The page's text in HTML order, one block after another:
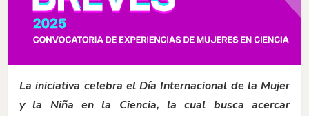
La iniciativa celebra el Día Internacional de la Mujer
y la Niña en la Ciencia, la cual busca acercar